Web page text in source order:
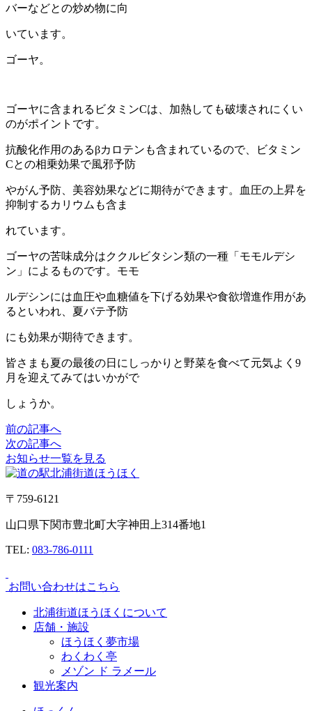
バーなどとの炒め物に向
いています。
ゴーヤ。
ゴーヤに含まれるビタミンCは、加熱しても破壊されにくい
のがポイントです。
抗酸化作用のあるβカロテンも含まれているので、ビタミン
Cとの相乗効果で風邪予防
やがん予防、美容効果などに期待ができます。血圧の上昇を
抑制するカリウムも含ま
れています。
ゴーヤの苦味成分はククルビタシン類の一種「モモルデシ
ン」によるものです。モモ
ルデシンには血圧や血糖値を下げる効果や食欲増進作用があ
るといわれ、夏バテ予防
にも効果が期待できます。
皆さまも夏の最後の日にしっかりと野菜を食べて元気よく9
月を迎えてみてはいかがで
しょうか。
前の記事へ
次の記事へ
お知らせ一覧を見る
〒759-6121
山口県下関市豊北町大字神田上314番地1
TEL: 083-786-0111
お問い合わせはこちら
北浦街道ほうほくについて
店舗・施設
ほうほく夢市場
わくわく亭
メゾン ド ラメール
観光案内